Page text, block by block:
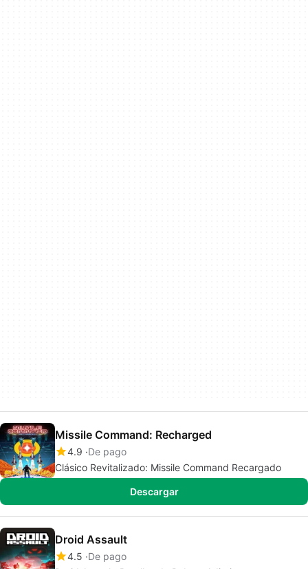
Missile Command: Recharged
4.9 De pago
Clásico Revitalizado: Missile Command Recargado
Descargar
Droid Assault
4.5 De pago